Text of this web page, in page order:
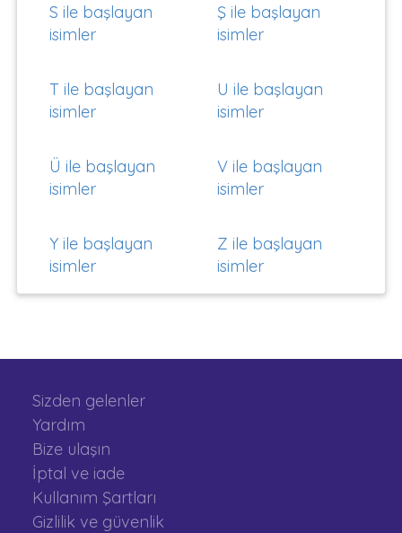
S ile başlayan
isimler
Ş ile başlayan
isimler
T ile başlayan
isimler
U ile başlayan
isimler
Ü ile başlayan
isimler
V ile başlayan
isimler
Y ile başlayan
isimler
Z ile başlayan
isimler
Sizden gelenler
Yardım
Bize ulaşın
İptal ve iade
Kullanım Şartları
Gizlilik ve güvenlik